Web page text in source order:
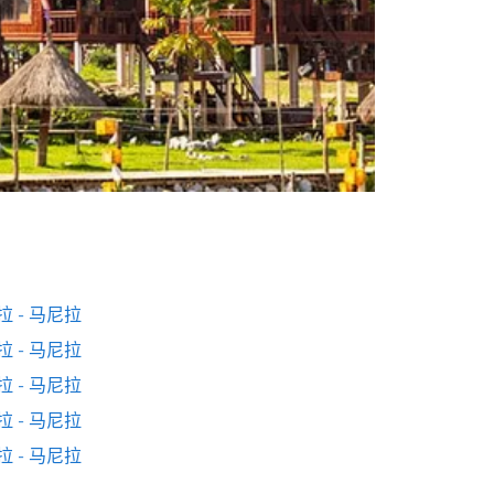
- 马尼拉
- 马尼拉
- 马尼拉
- 马尼拉
- 马尼拉